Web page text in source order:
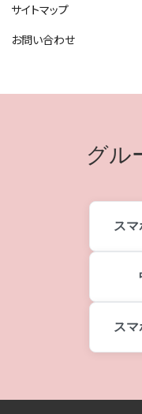
サイトマップ
お問い合わせ
グル
ス
ス